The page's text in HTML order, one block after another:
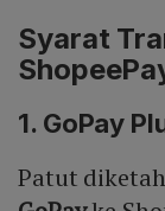
Syarat
1. GoPay
Patut